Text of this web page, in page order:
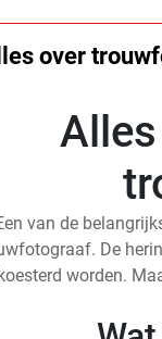
over
van de
De
worden.